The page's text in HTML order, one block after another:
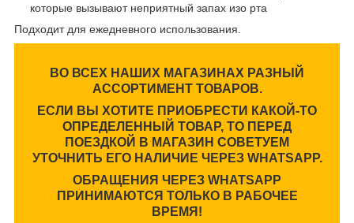
которые вызывают неприятный запах изо рта
Подходит для ежедневного использования.
ВО ВСЕХ НАШИХ МАГАЗИНАХ РАЗНЫЙ
АССОРТИМЕНТ ТОВАРОВ.
ЕСЛИ ВЫ ХОТИТЕ ПРИОБРЕСТИ КАКОЙ-ТО
ОПРЕДЕЛЕННЫЙ ТОВАР, ТО ПЕРЕД
ПОЕЗДКОЙ В МАГАЗИН СОВЕТУЕМ
УТОЧНИТЬ ЕГО НАЛИЧИЕ ЧЕРЕЗ WHATSAPP.
ОБРАЩЕНИЯ ЧЕРЕЗ WHATSAPP
ПРИНИМАЮТСЯ ТОЛЬКО В РАБОЧЕЕ
ВРЕМЯ!